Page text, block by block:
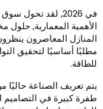
في 2026, لقد تحول
المعمارية, حلول
المعاصرون
أساسيًا لتحقيق
تعريف الصناعة حاليًا
كبيرة في التصاميم